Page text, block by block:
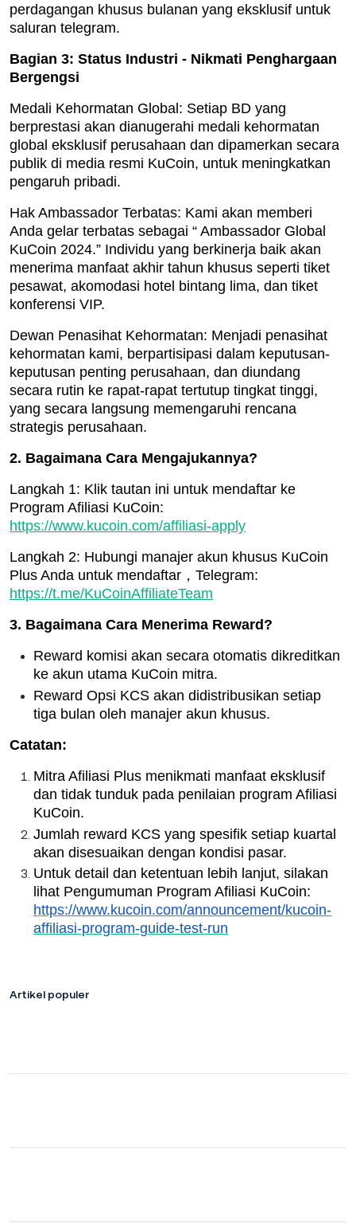
perdagangan khusus bulanan yang eksklusif untuk
saluran telegram.
Bagian 3: Status Industri - Nikmati Penghargaan
Bergengsi
Medali Kehormatan Global: Setiap BD yang
berprestasi akan dianugerahi medali kehormatan
global eksklusif perusahaan dan dipamerkan secara
publik di media resmi KuCoin, untuk meningkatkan
pengaruh pribadi.
Hak Ambassador Terbatas: Kami akan memberi
Anda gelar terbatas sebagai “ Ambassador Global
KuCoin 2024.” Individu yang berkinerja baik akan
menerima manfaat akhir tahun khusus seperti tiket
pesawat, akomodasi hotel bintang lima, dan tiket
konferensi VIP.
Dewan Penasihat Kehormatan: Menjadi penasihat
kehormatan kami, berpartisipasi dalam keputusan-
keputusan penting perusahaan, dan diundang
secara rutin ke rapat-rapat tertutup tingkat tinggi,
yang secara langsung memengaruhi rencana
strategis perusahaan.
2. Bagaimana Cara Mengajukannya?
Langkah 1: Klik tautan ini untuk mendaftar ke
Program Afiliasi KuCoin:
https://www.kucoin.com/affiliasi-apply
Langkah 2: Hubungi manajer akun khusus KuCoin
Plus Anda untuk mendaftar，Telegram:
https://t.me/KuCoinAffiliateTeam
3. Bagaimana Cara Menerima Reward?
Reward komisi akan secara otomatis dikreditkan
ke akun utama KuCoin mitra.
Reward Opsi KCS akan didistribusikan setiap
tiga bulan oleh manajer akun khusus.
Catatan:
Mitra Afiliasi Plus menikmati manfaat eksklusif
dan tidak tunduk pada penilaian program Afiliasi
KuCoin.
Jumlah reward KCS yang spesifik setiap kuartal
akan disesuaikan dengan kondisi pasar.
Untuk detail dan ketentuan lebih lanjut, silakan
lihat Pengumuman Program Afiliasi KuCoin:
https://www.kucoin.com/announcement/kucoin-
affiliasi-program-guide-test-run
Artikel populer